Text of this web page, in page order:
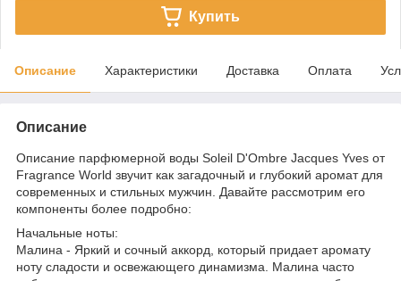
Купить
Описание Характеристики Доставка Оплата
Описание
Описание парфюмерной воды Soleil D'Ombre Jacques Yves от
Fragrance World звучит как загадочный и глубокий аромат для
современных и стильных мужчин. Давайте рассмотрим его
компоненты более подробно:
Начальные ноты:
Малина - Яркий и сочный аккорд, который придает аромату
ноту сладости и освежающего динамизма. Малина часто